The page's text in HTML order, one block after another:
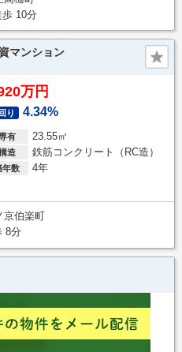
10分
マンション
万円
り 4.34%
有 23.55㎡
造 鉄筋コンクリート（RC造）
年数 4年
京伯楽町
8分